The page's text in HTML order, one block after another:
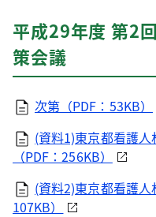
平成29年度 第2
策会議
次第（PDF：53KB）
(資料1)東京都看護
（PDF：256KB）
(資料2)東京都看護人
107KB）